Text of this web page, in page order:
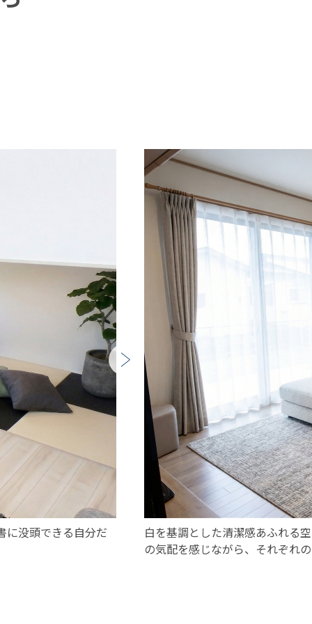
に没頭できる自分だ
白を基調とした清潔感あふれる
の気配を感じながら、それぞれ